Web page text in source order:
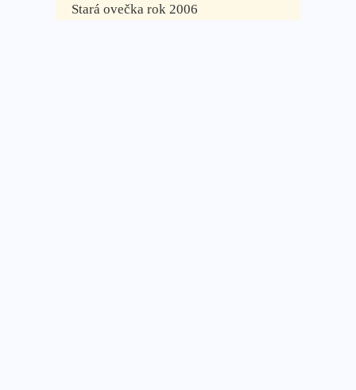
Stará ovečka rok 2006